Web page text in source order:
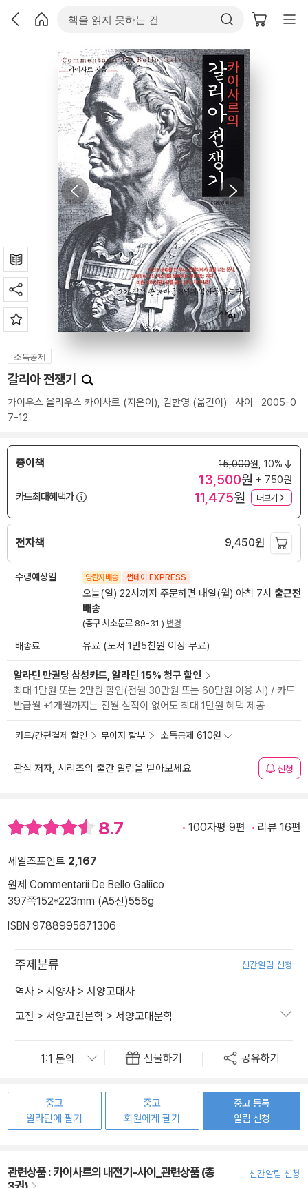
소득공제
갈리아 전쟁기
가이우스 율리우스 카이사르 (지은이), 김한영 (옮긴이) 사이
2005-0
7-12
종이책 15,000원, 10%
13,500원 + 750원
카드최대혜택가
11,475원 더보기
전자책 9,450원
수령예상일 양탄자배송 썬데이 EXPRESS
오늘(일) 22시까지 주문하면 내일(월) 아침 7시 출근전
배송
(중구 서소문로 89-31 ) 변경
배송료 유료 (도서 1만5천원 이상 무료)
알라딘 만권당 삼성카드, 알라딘 15% 청구 할인
최대 1만원 또는 2만원 할인(전월 30만원 또는 60만원 이용 시) / 카드
발급월 +1개월까지는 전월 실적이 없어도 최대 1만원 혜택 제공
카드/간편결제 할인 무이자 할부 소득공제 610원
관심 저자, 시리즈의 출간 알림을 받아보세요 신청
8.7 100자평 9편 리뷰 16편
세일즈포인트 2,167
원제 Commentarii De Bello Galiico
397쪽152*223mm (A5신)556g
ISBN 9788995671306
주제분류 신간알림 신청
역사 > 서양사 > 서양고대사
고전 > 서양고전문학 > 서양고대문학
선물하기 공유하기
중고
알라딘에 팔기
중고
회원에게 팔기
중고 등록
알림 신청
관련상품 :카이사르의 내전기-사이_관련상품 (총
신간알림 신청